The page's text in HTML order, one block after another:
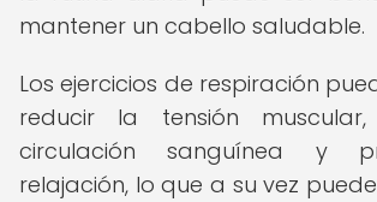
mantener un cabello saludable.
Los ejercicios de respiración
reducir la tensión
circulación sanguínea y
relajación, lo que a su vez